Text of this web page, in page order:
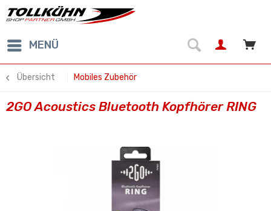
MENÜ
Übersicht Mobiles Zubehör
2GO Acoustics Bluetooth Kopfhörer RING